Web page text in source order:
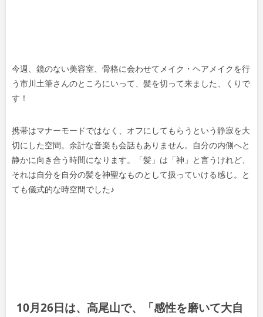
今週、鏡のない美容室、骨格に会わせてメイク・ヘアメイクを行
う市川土筆さんのところにいって、髪を切って来ました、くりで
す！
携帯はマナーモードではなく、オフにしてもらうという静寂を大
切にした空間。余計な音楽も会話もありません。自分の内側へと
静かに向き合う時間になります。「髪」は「神」と言うけれど、
それは自分を自分の髪を神聖なものとして扱っていける感じ。と
ても儀式的な時空間でした♪
10月26日は、高尾山で、「感性を磨いて大自